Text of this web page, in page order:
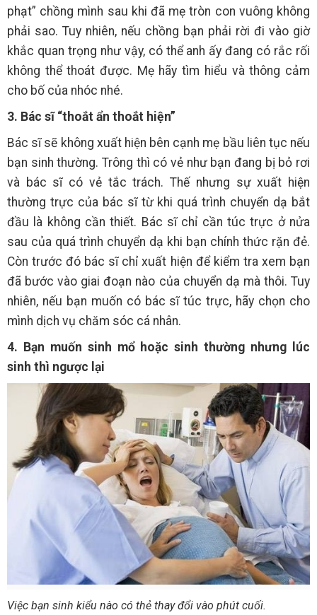
phạt” chồng mình sau khi đã mẹ tròn con vuông không
phải sao. Tuy nhiên, nếu chồng bạn phải rời đi vào giờ
khắc quan trọng như vậy, có thể anh ấy đang có rắc rối
không thể thoát được. Mẹ hãy tìm hiểu và thông cảm
cho bố của nhóc nhé.
3. Bác sĩ “thoắt ẩn thoắt hiện”
Bác sĩ sẽ không xuất hiện bên cạnh mẹ bầu liên tục nếu
bạn sinh thường. Trông thì có vẻ như bạn đang bị bỏ rơi
và bác sĩ có vẻ tắc trách. Thế nhưng sự xuất hiện
thường trực của bác sĩ từ khi quá trình chuyển dạ bắt
đầu là không cần thiết. Bác sĩ chỉ cần túc trực ở nửa
sau của quá trình chuyển dạ khi bạn chính thức rặn đẻ.
Còn trước đó bác sĩ chỉ xuất hiện để kiểm tra xem bạn
đã bước vào giai đoạn nào của chuyển dạ mà thôi. Tuy
nhiên, nếu bạn muốn có bác sĩ túc trực, hãy chọn cho
mình dịch vụ chăm sóc cá nhân.
4. Bạn muốn sinh mổ hoặc sinh thường nhưng lúc
sinh thì ngược lại
Việc bạn sinh kiểu nào có thẻ thay đổi vào phút cuối.